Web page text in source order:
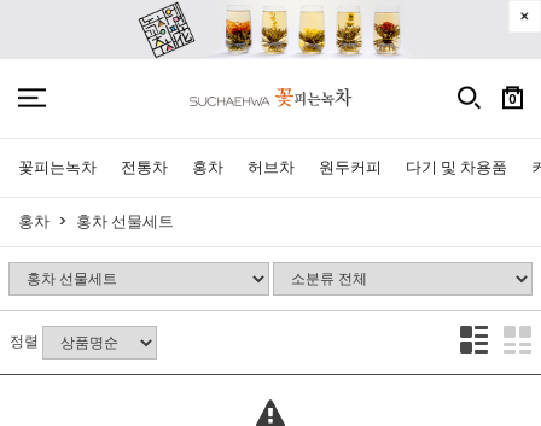
0
꽃피는녹차 전통차 홍차 허브차 원두커피 다기 및 차용품
홍차 홍차 선물세트
정렬